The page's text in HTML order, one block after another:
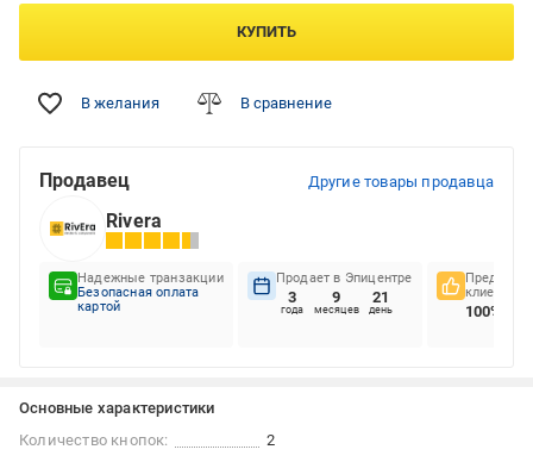
КУПИТЬ
В желания В сравнение
Продавец Другие товары продавца
Rivera
Надежные транзакции
Безопасная оплата
картой
Продает в Эпицентре
3
года
9
месяцев
21
день
клиентов
100%
Основные характеристики
Количество кнопок:
2